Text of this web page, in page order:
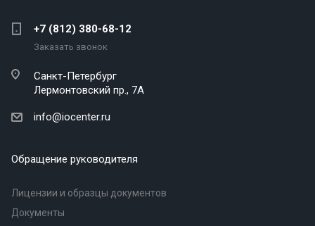
+7 (812) 380-68-12
Заказать звонок
Санкт-Петербург
Лермонтовский пр., 7А
info@iocenter.ru
Обращение руководителя
Лицензии и образцы документов
Документы